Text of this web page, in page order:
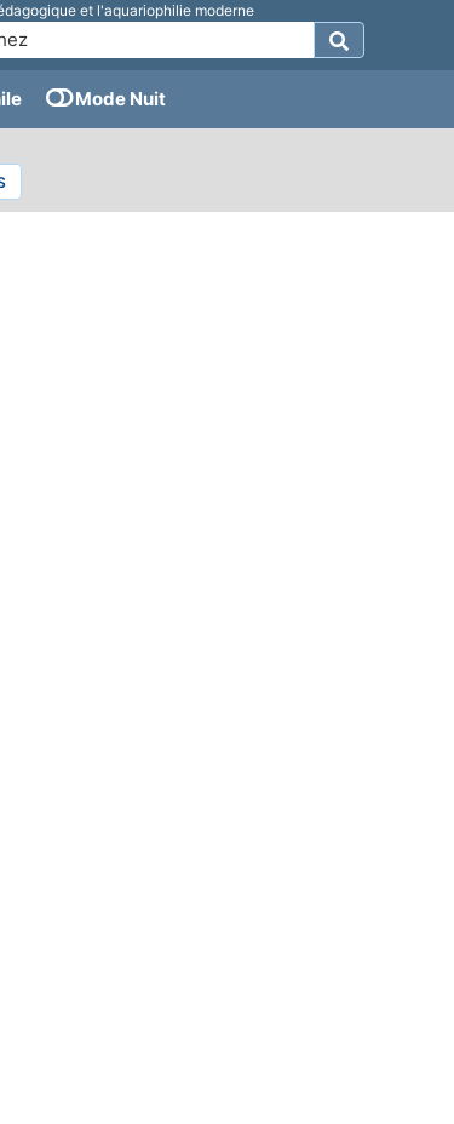
et l'aquariophilie moderne
Mode Nuit